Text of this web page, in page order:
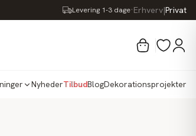
Levering 1-3 dage·Erhverv|Privat
NyhederTilbudBlogDekorationsprojekter